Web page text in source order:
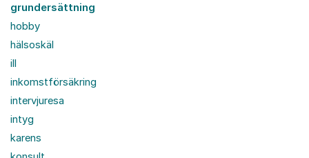
grundersättning
hobby
hälsoskäl
ill
inkomstförsäkring
intervjuresa
intyg
karens